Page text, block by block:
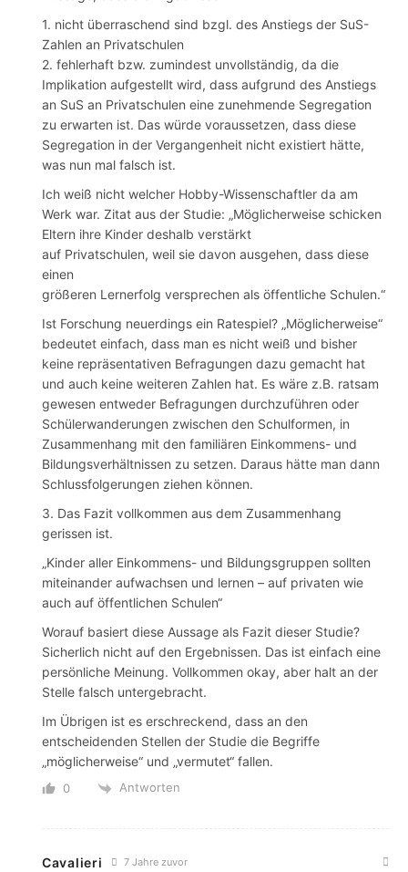
1. nicht überraschend sind bzgl. des Anstiegs der SuS-
Zahlen an Privatschulen
2. fehlerhaft bzw. zumindest unvollständig, da die
Implikation aufgestellt wird, dass aufgrund des Anstiegs
an SuS an Privatschulen eine zunehmende Segregation
zu erwarten ist. Das würde voraussetzen, dass diese
Segregation in der Vergangenheit nicht existiert hätte,
was nun mal falsch ist.
Ich weiß nicht welcher Hobby-Wissenschaftler da am
Werk war. Zitat aus der Studie: „Möglicherweise schicken
Eltern ihre Kinder deshalb verstärkt
auf Privatschulen, weil sie davon ausgehen, dass diese
einen
größeren Lernerfolg versprechen als öffentliche Schulen.“
Ist Forschung neuerdings ein Ratespiel? „Möglicherweise“
bedeutet einfach, dass man es nicht weiß und bisher
keine repräsentativen Befragungen dazu gemacht hat
und auch keine weiteren Zahlen hat. Es wäre z.B. ratsam
gewesen entweder Befragungen durchzuführen oder
Schülerwanderungen zwischen den Schulformen, in
Zusammenhang mit den familiären Einkommens- und
Bildungsverhältnissen zu setzen. Daraus hätte man dann
Schlussfolgerungen ziehen können.
3. Das Fazit vollkommen aus dem Zusammenhang
gerissen ist.
„Kinder aller Einkommens- und Bildungsgruppen sollten
miteinander aufwachsen und lernen – auf privaten wie
auch auf öffentlichen Schulen“
Worauf basiert diese Aussage als Fazit dieser Studie?
Sicherlich nicht auf den Ergebnissen. Das ist einfach eine
persönliche Meinung. Vollkommen okay, aber halt an der
Stelle falsch untergebracht.
Im Übrigen ist es erschreckend, dass an den
entscheidenden Stellen der Studie die Begriffe
„möglicherweise“ und „vermutet“ fallen.
0 Antworten
Cavalieri 7 Jahre zuvor